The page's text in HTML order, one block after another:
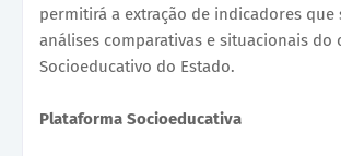
permitirá a extração de indicadores que
análises comparativas e situacionais do
Socioeducativo do Estado.
Plataforma Socioeducativa